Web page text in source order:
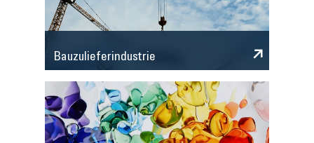
Bauzulieferindustrie